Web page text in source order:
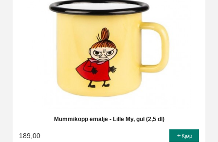
Mummikopp emalje - Lille My, gul (2,5 dl)
189,00 Kjøp